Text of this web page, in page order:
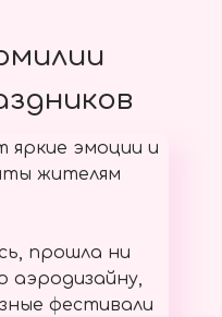
эмоции и
жителям
прошла ни
аэродизайну,
фестивали